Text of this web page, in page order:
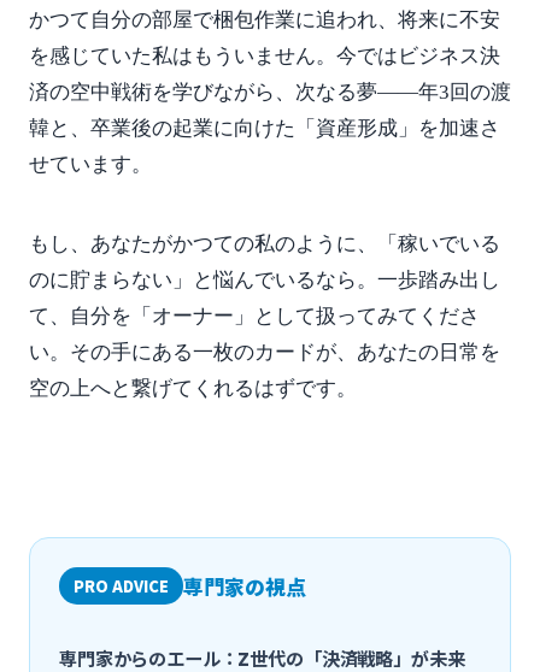
かつて自分の部屋で梱包作業に追われ、将来に不安
を感じていた私はもういません。今ではビジネス決
済の空中戦術を学びながら、次なる夢——年3回の渡
韓と、卒業後の起業に向けた「資産形成」を加速さ
せています。
もし、あなたがかつての私のように、「稼いでいる
のに貯まらない」と悩んでいるなら。一歩踏み出し
て、自分を「オーナー」として扱ってみてくださ
い。その手にある一枚のカードが、あなたの日常を
空の上へと繋げてくれるはずです。
PRO ADVICE 専門家の視点
専門家からのエール：Z世代の「決済戦略」が未来